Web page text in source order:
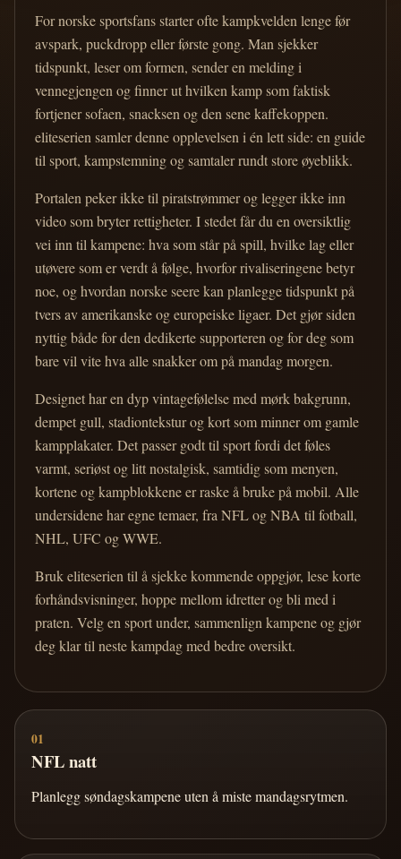
For norske sportsfans starter ofte kampkvelden lenge før
avspark, puckdropp eller første gong. Man sjekker
tidspunkt, leser om formen, sender en melding i
vennegjengen og finner ut hvilken kamp som faktisk
fortjener sofaen, snacksen og den sene kaffekoppen.
eliteserien samler denne opplevelsen i én lett side: en guide
til sport, kampstemning og samtaler rundt store øyeblikk.
Portalen peker ikke til piratstrømmer og legger ikke inn
video som bryter rettigheter. I stedet får du en oversiktlig
vei inn til kampene: hva som står på spill, hvilke lag eller
utøvere som er verdt å følge, hvorfor rivaliseringene betyr
noe, og hvordan norske seere kan planlegge tidspunkt på
tvers av amerikanske og europeiske ligaer. Det gjør siden
nyttig både for den dedikerte supporteren og for deg som
bare vil vite hva alle snakker om på mandag morgen.
Designet har en dyp vintagefølelse med mørk bakgrunn,
dempet gull, stadiontekstur og kort som minner om gamle
kampplakater. Det passer godt til sport fordi det føles
varmt, seriøst og litt nostalgisk, samtidig som menyen,
kortene og kampblokkene er raske å bruke på mobil. Alle
undersidene har egne temaer, fra NFL og NBA til fotball,
NHL, UFC og WWE.
Bruk eliteserien til å sjekke kommende oppgjør, lese korte
forhåndsvisninger, hoppe mellom idretter og bli med i
praten. Velg en sport under, sammenlign kampene og gjør
deg klar til neste kampdag med bedre oversikt.
01
NFL natt
Planlegg søndagskampene uten å miste mandagsrytmen.